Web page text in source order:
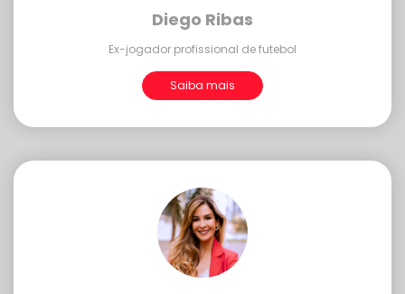
Diego Ribas
Ex-jogador profissional de futebol
Saiba mais